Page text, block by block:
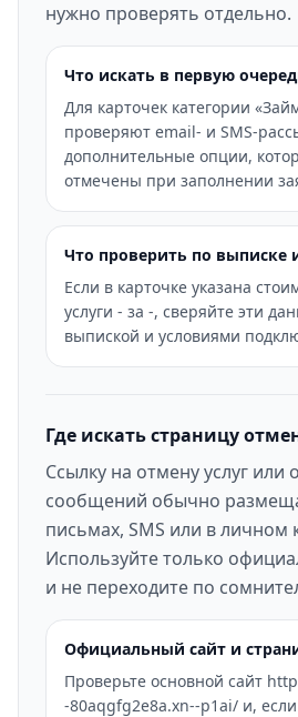
нужно проверять отдельно.
Что искать в первую
Для карточек категории
проверяют email- и SMS-
дополнительные опции,
отмечены при заполнении
Что проверить по выписке
Если в карточке указана
услуги - за -, сверяйте эти
выпиской и условиями
Где искать страницу
Ссылку на отмену услуг или
сообщений обычно
письмах, SMS или в личном
Используйте только
и не переходите по
Официальный сайт и
Проверьте основной сайт
-80aqgfg2e8a.xn--p1ai/ и, если